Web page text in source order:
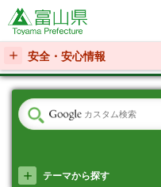
富山県
安全・安心情報
テーマから探す